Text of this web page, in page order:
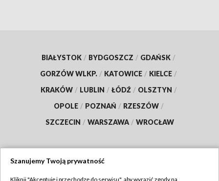
BIAŁYSTOK / BYDGOSZCZ / GDAŃSK /
GORZÓW WLKP. / KATOWICE / KIELCE /
KRAKÓW / LUBLIN / ŁÓDŹ / OLSZTYN /
OPOLE / POZNAŃ / RZESZÓW /
SZCZECIN / WARSZAWA / WROCŁAW
Szanujemy Twoją prywatność
Kliknij "Akceptuję i przechodzę do serwisu", aby wyrazić zgody na